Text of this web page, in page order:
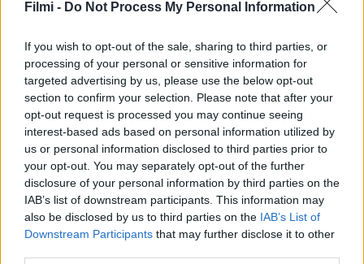
Filmi - Do Not Process My Personal Information
If you wish to opt-out of the sale, sharing to third parties, or
processing of your personal or sensitive information for
targeted advertising by us, please use the below opt-out
section to confirm your selection. Please note that after your
opt-out request is processed you may continue seeing
interest-based ads based on personal information utilized by
us or personal information disclosed to third parties prior to
your opt-out. You may separately opt-out of the further
disclosure of your personal information by third parties on the
IAB’s list of downstream participants. This information may
also be disclosed by us to third parties on the IAB’s List of
Downstream Participants that may further disclose it to other
1984 7.1
Robin Hood mókás
2021
Kutyaösszeesküvés